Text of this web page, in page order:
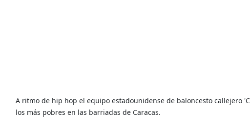
A ritmo de hip hop el equipo estadounidense de baloncesto callejero
los más pobres en las barriadas de Caracas.